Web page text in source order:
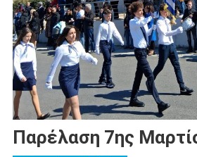
Παρέλαση 7ης